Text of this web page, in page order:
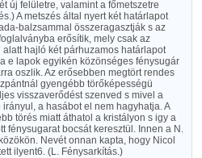
új felületre, valamint a főmetszetre
A metszés által nyert két határlapot
balzsammal összeragasztják s az
erősítik, mely csak az
hajló két párhuzamos határlapot
e lapok egyikén közönséges fénysugár
oszlik. Az erősebben megtört rendes
gyengébb törőképességü
visszaverődést szenved s mivel a
a hasábot el nem hagyhatja. A
törés miatt áthatol a kristályon s igy a
fénysugarat bocsát keresztül. Innen a N.
Nevét onnan kapta, hogy Nicol
ilyent6. (L. Fénysarkítás.)